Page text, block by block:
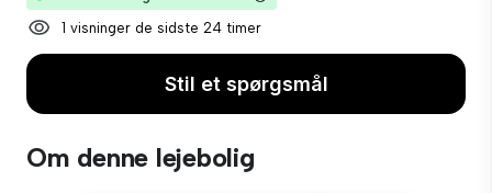
1 visninger de sidste 24 timer
Stil et spørgsmål
Om denne lejebolig